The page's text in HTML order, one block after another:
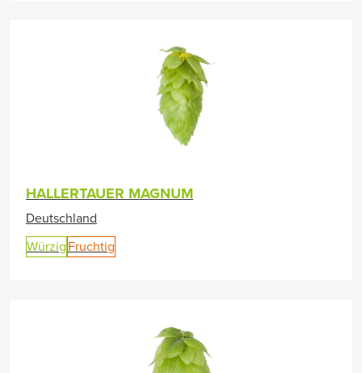
HALLERTAUER MAGNUM
Deutschland
Würzig Fruchtig